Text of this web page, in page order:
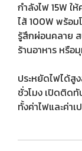
กำลังไฟ 15W ใ
ไส้ 100W พร้อ
รู้สึกผ่อนคลาย
ร้านอาหาร หรื
ประหยัดไฟได้สู
ชั่วโมง เปิดติด
ทั้งค่าไฟและค่า